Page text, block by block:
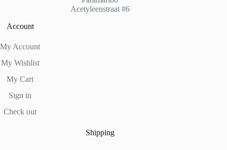
Acetyleenstraat #6
Account
My Account
My Wishlist
My Cart
Sign in
Check out
Shipping